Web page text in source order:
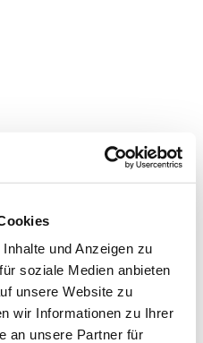
und Anzeigen zu
soziale Medien anbieten
unsere Website zu
wir Informationen zu Ihrer
an unsere Partner für